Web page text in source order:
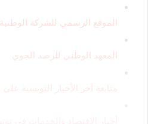
الموقع الرسمي للشركة الوطنية
المعهد الوطني للرصد الجوي
متابعة آخر الأخبار التونسية على